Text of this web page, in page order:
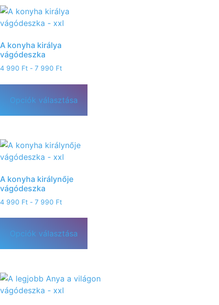
A konyha királya
vágódeszka
4 990 Ft - 7 990 Ft
Opciók választása
A konyha királynője
vágódeszka
4 990 Ft - 7 990 Ft
Opciók választása